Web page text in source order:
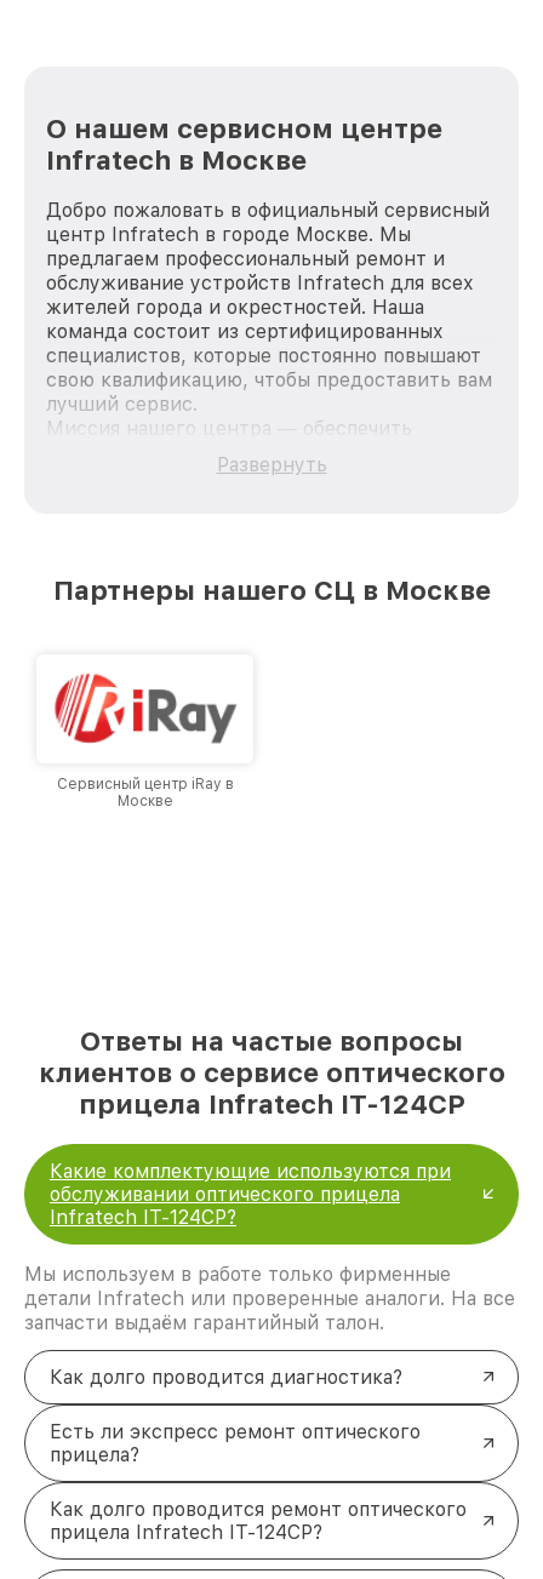
О нашем сервисном центре
Infratech в Москве
Добро пожаловать в официальный сервисный
центр Infratech в городе Москве. Мы
предлагаем профессиональный ремонт и
обслуживание устройств Infratech для всех
жителей города и окрестностей. Наша
команда состоит из сертифицированных
специалистов, которые постоянно повышают
свою квалификацию, чтобы предоставить вам
лучший сервис.
Миссия нашего центра — обеспечить
качественный и доступный ремонт для
каждого пользователя продукции Infratech,
лучшим сервисным центром Infratech в
Развернуть
Партнеры нашего СЦ в Москве
Сервисный центр iRay в
Москве
Ответы на частые вопросы
клиентов о сервисе оптического
прицела Infratech IT-124CP
Какие комплектующие используются при
обслуживании оптического прицела
Infratech IT-124CP?
Мы используем в работе только фирменные
детали Infratech или проверенные аналоги. На все
запчасти выдаём гарантийный талон.
Как долго проводится диагностика?
Есть ли экспресс ремонт оптического
прицела?
Как долго проводится ремонт оптического
прицела Infratech IT-124CP?